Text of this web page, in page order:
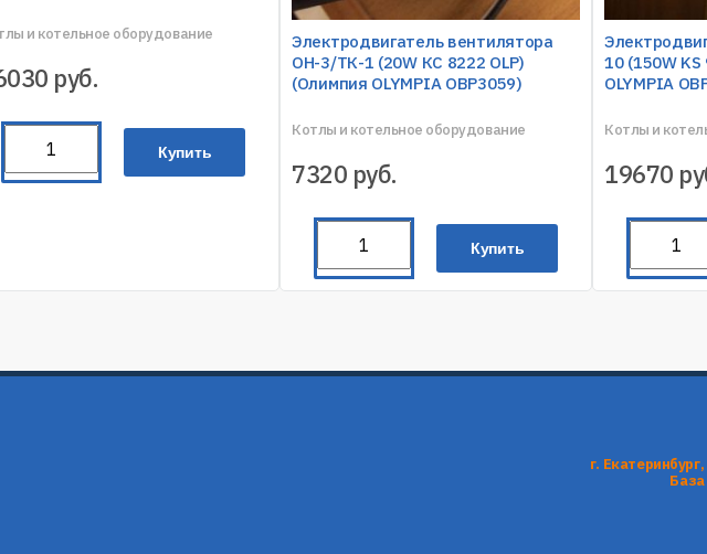
и котельное оборудование
руб.
Купить
Электродвигатель вентилятора
ОН-3/ТК-1 (20W КС 8222 OLP)
(Олимпия OLYMPIA OBP3059)
Котлы и котельное оборудование
7320 руб.
Купить
10 (150W
OLYMPIA
Котлы и
19670
г.
База